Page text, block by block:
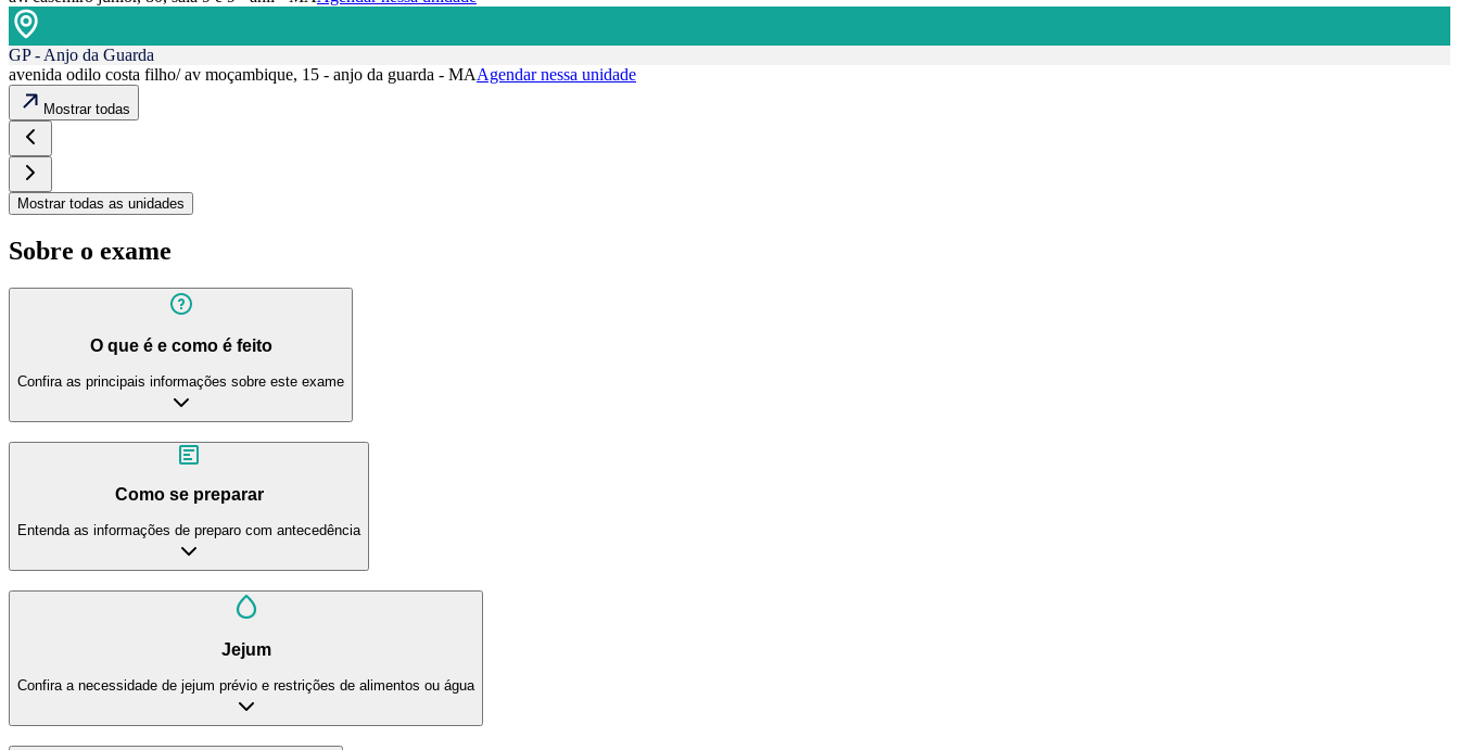
GP - Anjo da Guarda
avenida odilo costa filho/ av moçambique, 15 - anjo da guarda - MAAgendar nessa unidade
Mostrar todas
Mostrar todas as unidades
Sobre o exame
O que é e como é feito
Confira as principais informações sobre este exame
Como se preparar
Entenda as informações de preparo com antecedência
Jejum
Confira a necessidade de jejum prévio e restrições de alimentos ou água